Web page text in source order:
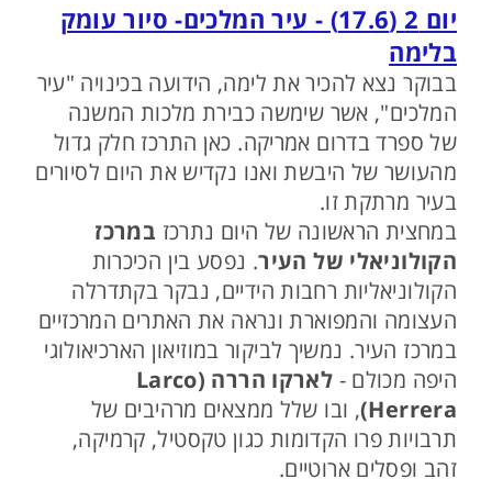
יום 2 (17.6) - עיר המלכים- סיור עומק
בלימה
בבוקר נצא להכיר את לימה, הידועה בכינויה "עיר
המלכים", אשר שימשה כבירת מלכות המשנה
של ספרד בדרום אמריקה. כאן התרכז חלק גדול
מהעושר של היבשת ואנו נקדיש את היום לסיורים
בעיר מרתקת זו.
במחצית הראשונה של היום נתרכז במרכז
הקולוניאלי של העיר. נפסע בין הכיכרות
הקולוניאליות רחבות הידיים, נבקר בקתדרלה
העצומה והמפוארת ונראה את האתרים המרכזיים
במרכז העיר. נמשיך לביקור במוזיאון הארכיאולוגי
היפה מכולם -
לארקו הררה (Larco
Herrera) , ובו שלל ממצאים מרהיבים של
תרבויות פרו הקדומות כגון טקסטיל, קרמיקה,
זהב ופסלים ארוטיים.